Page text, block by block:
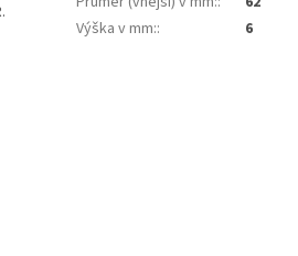
Výška v mm:: 6